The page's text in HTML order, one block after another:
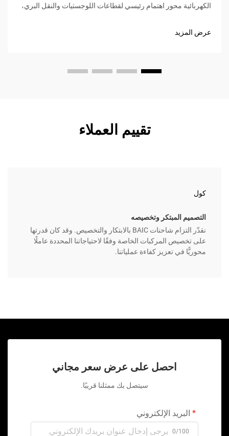
الكهربائية محور اهتمام رئيسي لقطاعات اللوجستيات والنقل البري،
عرض المزيد
تقييم العملاء
كول
التصميم المبتكر وتخصيصه
نقدّر التزام شاحنات BAIC بالابتكار والتخصيص. وقد كان قدرتها
على تخصيص المركبات الخاصة وفقًا لاحتياجاتنا المحددة عاملًا
محوريًّا في تعزيز كفاءة عملياتنا.
احصل على عرض سعر مجاني
سيتصل بك ممثلنا قريبًا.
البريد الإلكتروني
0/100